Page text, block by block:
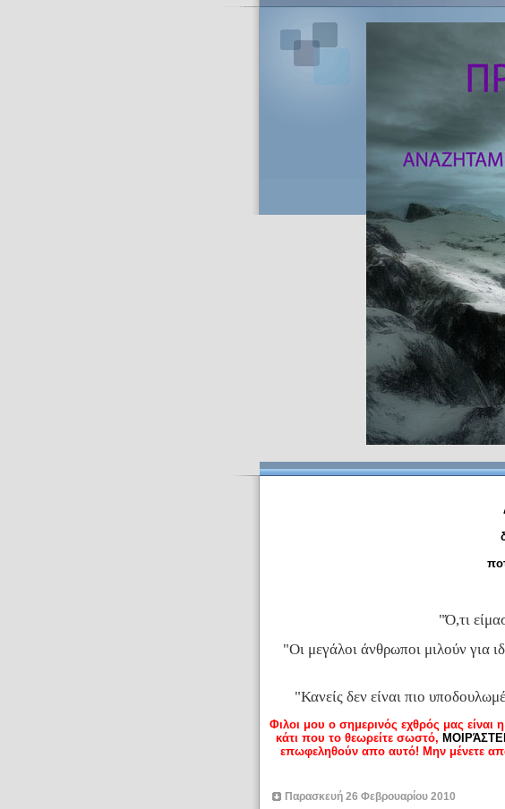
"Ό,τι
"Οι μεγάλοι άνθρωποι μιλούν για
"Κανείς δεν είναι πιο
Φιλοι μου ο σημερινός εχθρός μας
κάτι που το θεωρείτε σωστό,
επωφεληθούν απο αυτό! Μην μένετε
Παρασκευή 26 Φεβρουαρίου 2010